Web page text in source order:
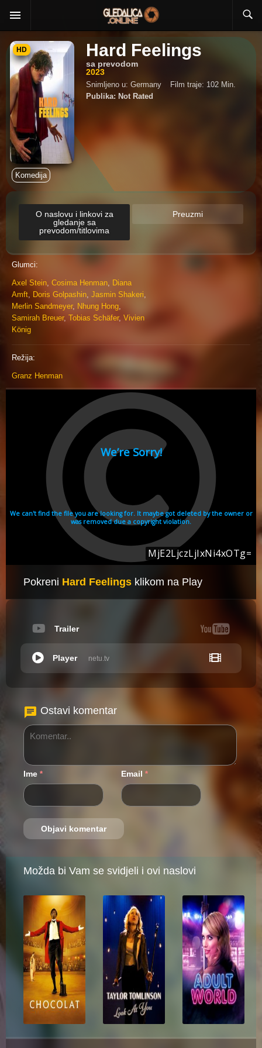
HD Hard Feelings
sa prevodom
2023
Snimljeno u: Germany
Film traje: 102 Min.
Publika: Not Rated
Komedija
O naslovu i linkovi za
gledanje sa
prevodom/titlovima
Preuzmi
Glumci:
Axel Stein, Cosima Henman, Diana
Amft, Doris Golpashin, Jasmin Shakeri,
Merlin Sandmeyer, Nhung Hong,
Samirah Breuer, Tobias Schäfer, Vivien
König
Režija:
Granz Henman
Pokreni Hard Feelings klikom na Play
Trailer
netu.tv
Player
Ostavi komentar
Ime * Email *
Možda bi Vam se svidjeli i ovi naslovi